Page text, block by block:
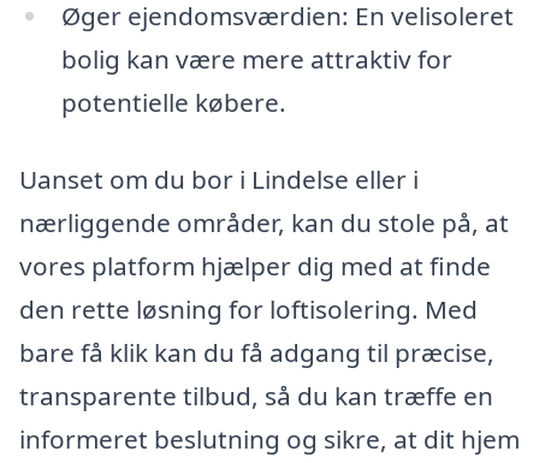
Øger ejendomsværdien: En velisoleret
bolig kan være mere attraktiv for
potentielle købere.
Uanset om du bor i Lindelse eller i
nærliggende områder, kan du stole på, at
vores platform hjælper dig med at finde
den rette løsning for loftisolering. Med
bare få klik kan du få adgang til præcise,
transparente tilbud, så du kan træffe en
informeret beslutning og sikre, at dit hjem